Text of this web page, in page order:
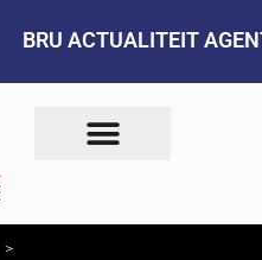
BRU ACTUALITEIT